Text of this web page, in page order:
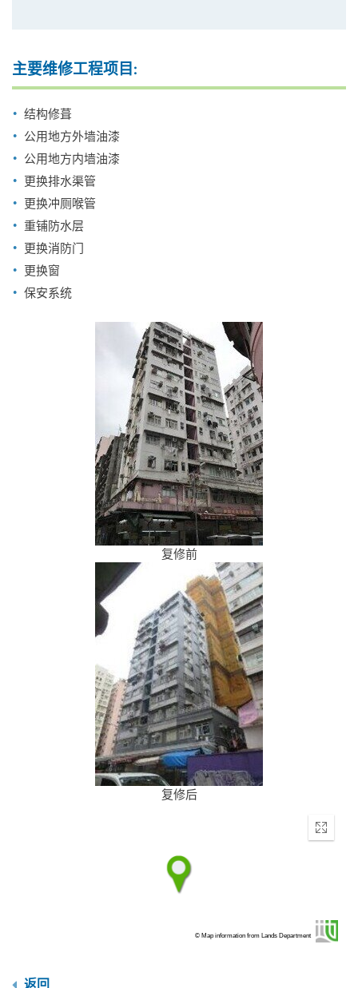
主要维修工程项目:
结构修葺
公用地方外墙油漆
公用地方内墙油漆
更换排水渠管
更换冲厕喉管
重铺防水层
更换消防门
更换窗
保安系统
复修前
复修后
Enter
© Map information from Lands Department
返回